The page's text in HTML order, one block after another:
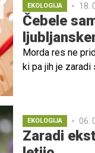
drugi divji
EKOLOGIJA 18.
Čebele
Morda res ne
ki pa jih je
EKOLOGIJA 06.
Zaradi